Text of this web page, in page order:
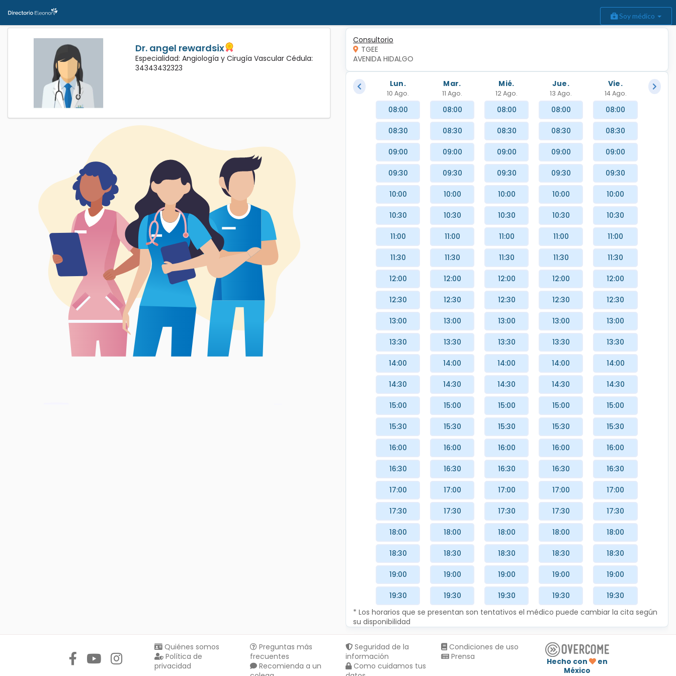
Soy médico
Consultorio
TGEE
AVENIDA HIDALGO
Lun.
10 Ago.
Mar.
11 Ago.
Mié.
12 Ago.
Jue.
13 Ago.
Vie.
14 Ago.
08:00
08:30
09:00
09:30
10:00
10:30
11:00
11:30
12:00
12:30
13:00
13:30
14:00
14:30
15:00
15:30
16:00
16:30
17:00
17:30
18:00
18:30
19:00
19:30
08:00
08:30
09:00
09:30
10:00
10:30
11:00
11:30
12:00
12:30
13:00
13:30
14:00
14:30
15:00
15:30
16:00
16:30
17:00
17:30
18:00
18:30
19:00
19:30
08:00
08:30
09:00
09:30
10:00
10:30
11:00
11:30
12:00
12:30
13:00
13:30
14:00
14:30
15:00
15:30
16:00
16:30
17:00
17:30
18:00
18:30
19:00
19:30
08:00
08:30
09:00
09:30
10:00
10:30
11:00
11:30
12:00
12:30
13:00
13:30
14:00
14:30
15:00
15:30
16:00
16:30
17:00
17:30
18:00
18:30
19:00
19:30
08:00
08:30
09:00
09:30
10:00
10:30
11:00
11:30
12:00
12:30
13:00
13:30
14:00
14:30
15:00
15:30
16:00
16:30
17:00
17:30
18:00
18:30
19:00
19:30
* Los horarios que se presentan son tentativos el médico puede cambiar la cita según
su disponibilidad
Dr. angel rewardsix
Especialidad: Angiología y Cirugía Vascular Cédula:
34343432323
Quiénes somos
Política de
privacidad
Preguntas más
frecuentes
Recomienda a un
Seguridad de la
información
Como cuidamos tus
Condiciones de uso
Prensa
Hecho con
en
México